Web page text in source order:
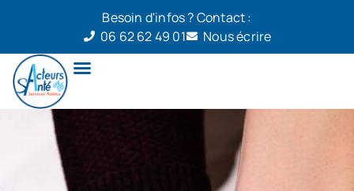
Besoin d'infos ? Contact :
06 62 62 49 01
Nous écrire